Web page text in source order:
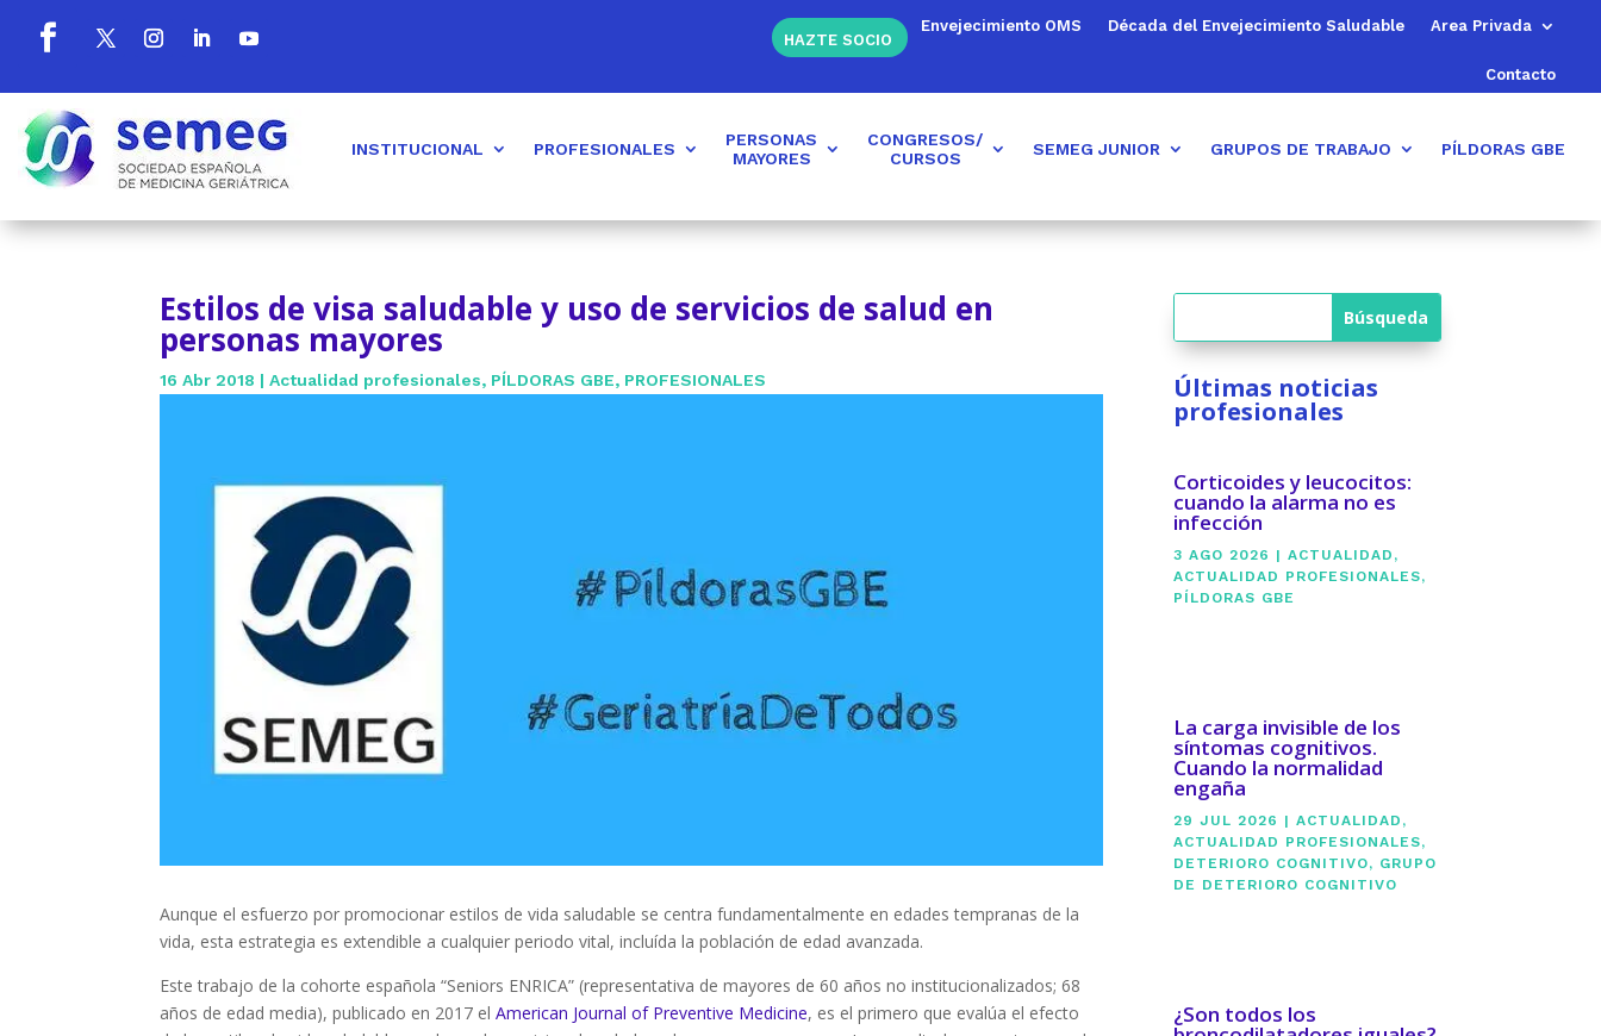
HAZTE SOCIO
Envejecimiento OMS Década del Envejecimiento Saludable Area Privada
Contacto
INSTITUCIONAL PROFESIONALES
PERSONAS
MAYORES
CONGRESOS/
CURSOS
SEMEG JUNIOR GRUPOS DE TRABAJO PÍLDORAS GBE
Estilos de visa saludable y uso de servicios de salud en
personas mayores
16 Abr 2018 |Actualidad profesionales, PÍLDORAS GBE, PROFESIONALES
Aunque el esfuerzo por promocionar estilos de vida saludable se centra fundamentalmente en edades tempranas de la
vida, esta estrategia es extendible a cualquier periodo vital, incluída la población de edad avanzada.
Este trabajo de la cohorte española “Seniors ENRICA” (representativa de mayores de 60 años no institucionalizados; 68
años de edad media), publicado en 2017 elAmerican Journal of Preventive Medicine, es el primero que evalúa el efecto
Últimas noticias
profesionales
Corticoides y leucocitos:
cuando la alarma no es
infección
3 AGO 2026 |ACTUALIDAD ,
ACTUALIDAD PROFESIONALES,
PÍLDORAS GBE
La carga invisible de los
síntomas cognitivos.
Cuando la normalidad
engaña
29 JUL 2026 |ACTUALIDAD ,
ACTUALIDAD PROFESIONALES,
DETERIORO COGNITIVO, GRUPO
DE DETERIORO COGNITIVO
¿Son todos los